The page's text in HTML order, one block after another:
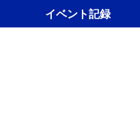
イベント記録